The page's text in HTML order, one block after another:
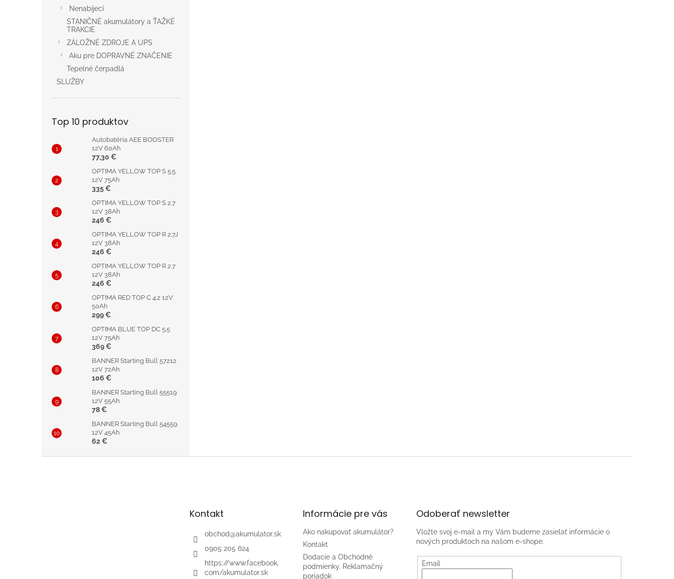
Nenabíjecí
STANIČNÉ akumulátory a ŤAŽKÉ
TRAKCIE
ZÁLOŽNÉ ZDROJE A UPS
Aku pre DOPRAVNÉ ZNAČENIE
Tepelné čerpadlá
SLUŽBY
Top 10 produktov
Autobatéria AEE BOOSTER
12V 60Ah
77,30 €
OPTIMA YELLOW TOP S 5.5
12V 75Ah
335 €
OPTIMA YELLOW TOP S 2.7
12V 38Ah
246 €
OPTIMA YELLOW TOP R 2.7J
12V 38Ah
246 €
OPTIMA YELLOW TOP R 2.7
12V 38Ah
246 €
OPTIMA RED TOP C 4.2 12V
50Ah
299 €
OPTIMA BLUE TOP DC 5.5
12V 75Ah
369 €
BANNER Starting Bull 57212
12V 72Ah
106 €
BANNER Starting Bull 55519
12V 55Ah
78 €
BANNER Starting Bull 54559
12V 45Ah
62 €
Kontakt
obchod@akumulator.sk
0905 205 624
https://www.facebook.
com/akumulator.sk
Informácie pre vás
Ako nakupovať akumulátor?
Kontakt
Dodacie a Obchodné
podmienky. Reklamačný
poriadok
Odoberať newsletter
Vložte svoj e-mail a my Vám budeme zasielať informácie o
nových produktoch na našom e-shope.
Email